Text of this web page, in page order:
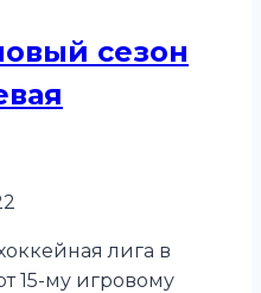
сезон
лига в
15-му игровому